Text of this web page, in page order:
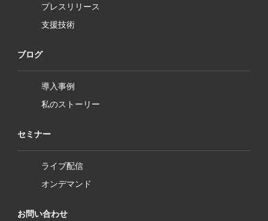
プレスリリース
支援技術
ブログ
導入事例
私のストーリー
セミナー
ライブ配信
オンデマンド
お問い合わせ